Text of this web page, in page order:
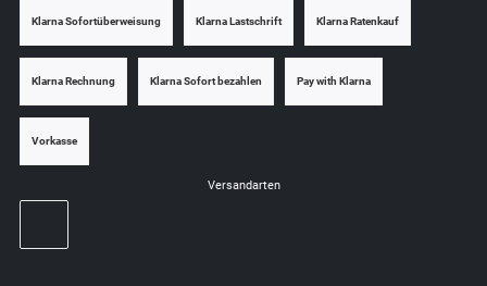
Klarna Sofortüberweisung Klarna Lastschrift Klarna Ratenkauf
Klarna Rechnung Klarna Sofort bezahlen Pay with Klarna
Vorkasse
Versandarten